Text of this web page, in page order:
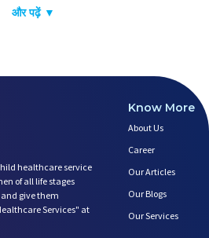
और पढ़ें ▼
healthcare service
of all life stages
give them
Services" at
Know More
About Us
Career
Our Articles
Our Blogs
Our Services